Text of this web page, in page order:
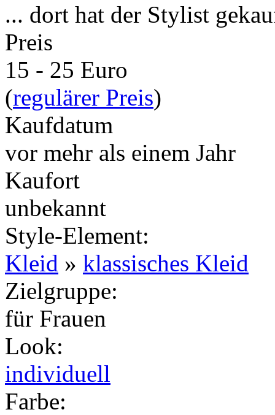
... dort hat der Stylist
Preis
15 - 25 Euro
(regulärer Preis)
Kaufdatum
vor mehr als einem Jahr
Kaufort
unbekannt
Style-Element:
Kleid » klassisches Kleid
Zielgruppe:
für Frauen
Look:
individuell
Farbe: